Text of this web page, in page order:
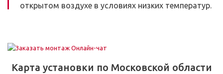
открытом воздухе в условиях низких температур.
Карта установки по Московской области